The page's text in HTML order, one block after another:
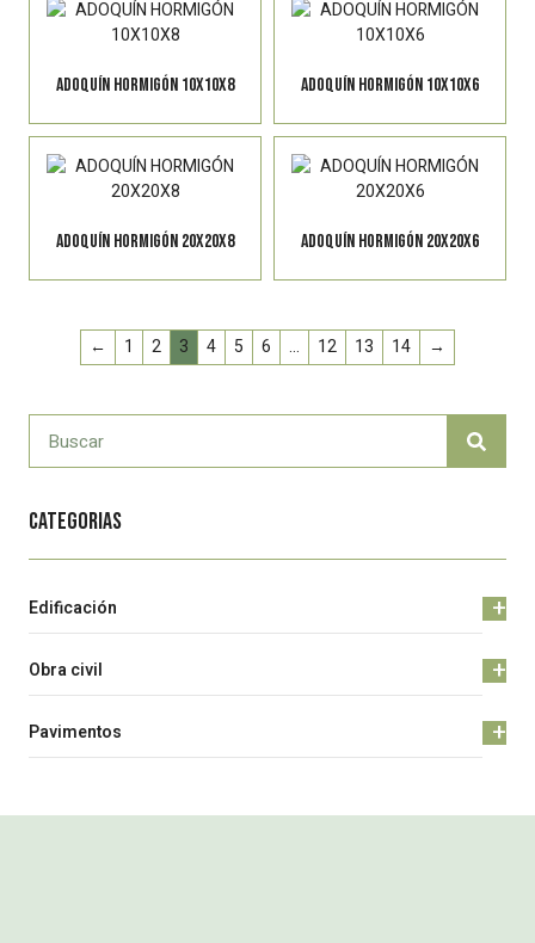
Categorias
Edificación +
Obra civil +
Pavimentos +
ADOQUÍN HORMIGÓN 10X10X8 ADOQUÍN HORMIGÓN 10X10X6
ADOQUÍN HORMIGÓN 20X20X8 ADOQUÍN HORMIGÓN 20X20X6
← 1 2 3 4 5 6 … 12 13 14 →